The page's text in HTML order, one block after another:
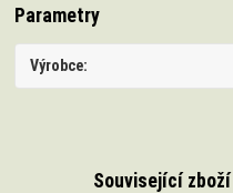
Parametry
Výrobce
Související zboží